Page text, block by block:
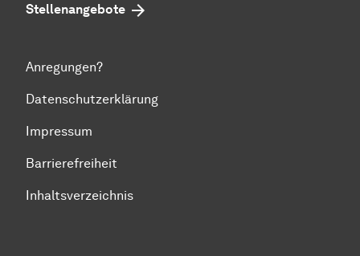
Stellenangebote
Anregungen?
Datenschutzerklärung
Impressum
Barrierefreiheit
Inhaltsverzeichnis